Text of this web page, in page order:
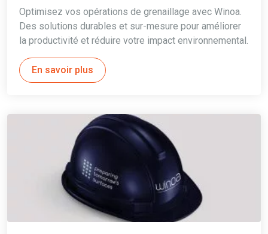
Optimisez vos opérations de grenaillage avec Winoa.
Des solutions durables et sur-mesure pour améliorer
la productivité et réduire votre impact environnemental.
En savoir plus